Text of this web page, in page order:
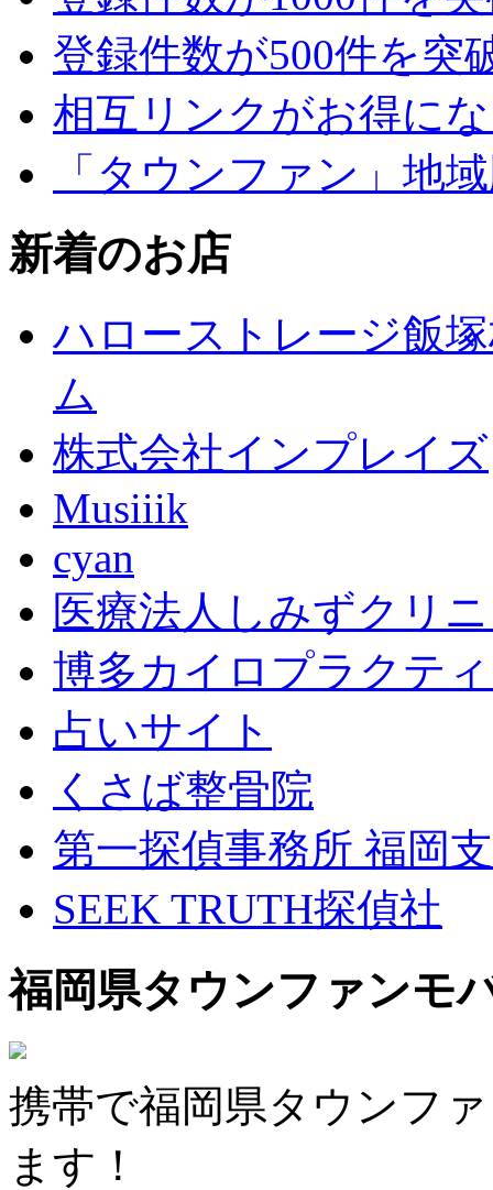
登録件数が500件を突
相互リンクがお得に
「タウンファン」地
新着のお店
ハローストレージ飯
ム
株式会社インプレイズ
Musiiik
cyan
医療法人しみずクリ
博多カイロプラクテ
占いサイト
くさば整骨院
第一探偵事務所 福岡
SEEK TRUTH探偵社
福岡県タウンファンモ
携帯で福岡県タウンフ
ます！